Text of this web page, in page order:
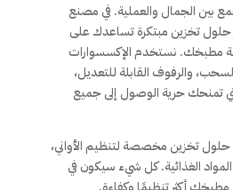
بين الجمال والعملية. في مصنع
حلول تخزين مبتكرة تساعدك على
مطبخك. نستخدم الإكسسوارات
والرفوف القابلة للتعديل،
تمنحك حرية الوصول إلى جميع
حلول تخزين مخصصة لتنظيم الأواني،
المواد الغذائية. كل شيء سيكون في